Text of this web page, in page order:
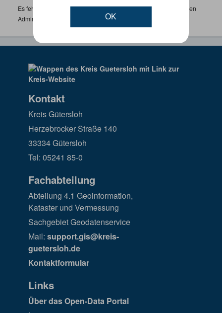
OK
Es fehlen spezifische Datensätze? Wenden Sie sich bitte an einen
Administrator unter:
support.gis@kreis-guetersloh.de
Kontakt
Kreis Gütersloh
Herzebrocker Straße 140
33334 Gütersloh
Tel: 05241 85-0
Fachabteilung
Abteilung 4.1 Geoinformation,
Kataster und Vermessung
Sachgebiet Geodatenservice
Mail: support.gis@kreis-
guetersloh.de
Kontaktformular
Links
Über das Open-Data Portal